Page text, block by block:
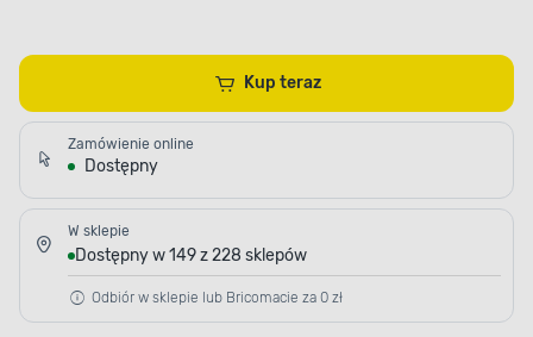
Kup teraz
Zamówienie online
Dostępny
W sklepie
Dostępny w 149 z 228 sklepów
Odbiór w sklepie lub Bricomacie za 0 zł